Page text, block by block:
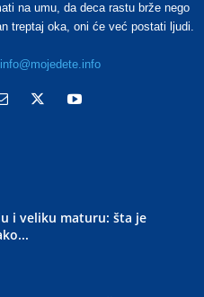
na umu, da deca rastu brže nego
treptaj oka, oni će već postati ljudi.
info@mojedete.info
i veliku maturu: šta je